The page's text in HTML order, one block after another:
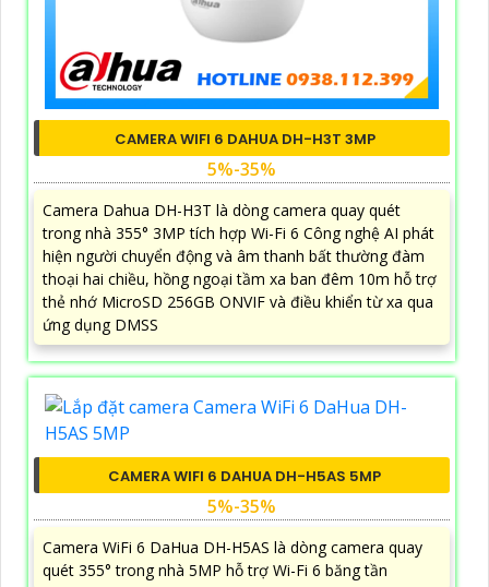
CAMERA WIFI 6 DAHUA DH-H3T 3MP
5%-35%
Camera Dahua DH-H3T là dòng camera quay quét
trong nhà 355° 3MP tích hợp Wi-Fi 6 Công nghệ AI phát
hiện người chuyển động và âm thanh bất thường đàm
thoại hai chiều, hồng ngoại tầm xa ban đêm 10m hỗ trợ
thẻ nhớ MicroSD 256GB ONVIF và điều khiển từ xa qua
ứng dụng DMSS
CAMERA WIFI 6 DAHUA DH-H5AS 5MP
5%-35%
Camera WiFi 6 DaHua DH-H5AS là dòng camera quay
quét 355° trong nhà 5MP hỗ trợ Wi-Fi 6 băng tần